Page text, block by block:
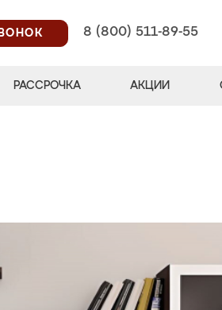
8 (800) 511-89-55
РАССРОЧКА АКЦИИ